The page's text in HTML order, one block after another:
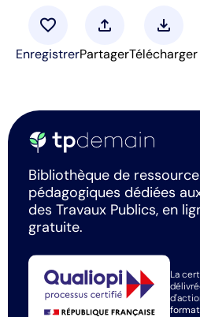
favorite
Enregistrer
upload
Partager
download
Télécharger
Bibliothèque de
pédagogiques dédiées
des Travaux Publics, en
gratuite.
La